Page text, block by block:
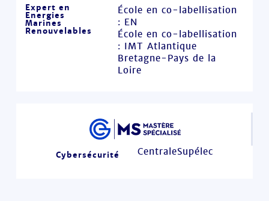
Expert en
Energies
Marines
Renouvelables
École en co-labellisation
: EN
École en co-labellisation
: IMT Atlantique
Bretagne-Pays de la
Loire
Cybersécurité CentraleSupélec